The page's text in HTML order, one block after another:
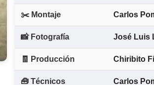
✂️ Montaje Carlos
📸 Fotografía José Luis
🧾 Producción Chiribito
🧰 Técnicos Carlos